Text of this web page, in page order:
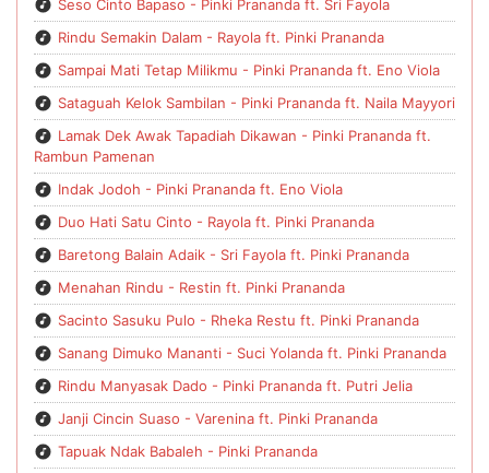
Seso Cinto Bapaso - Pinki Prananda ft. Sri Fayola
Rindu Semakin Dalam - Rayola ft. Pinki Prananda
Sampai Mati Tetap Milikmu - Pinki Prananda ft. Eno Viola
Sataguah Kelok Sambilan - Pinki Prananda ft. Naila Mayyori
Lamak Dek Awak Tapadiah Dikawan - Pinki Prananda ft.
Rambun Pamenan
Indak Jodoh - Pinki Prananda ft. Eno Viola
Duo Hati Satu Cinto - Rayola ft. Pinki Prananda
Baretong Balain Adaik - Sri Fayola ft. Pinki Prananda
Menahan Rindu - Restin ft. Pinki Prananda
Sacinto Sasuku Pulo - Rheka Restu ft. Pinki Prananda
Sanang Dimuko Mananti - Suci Yolanda ft. Pinki Prananda
Rindu Manyasak Dado - Pinki Prananda ft. Putri Jelia
Janji Cincin Suaso - Varenina ft. Pinki Prananda
Tapuak Ndak Babaleh - Pinki Prananda